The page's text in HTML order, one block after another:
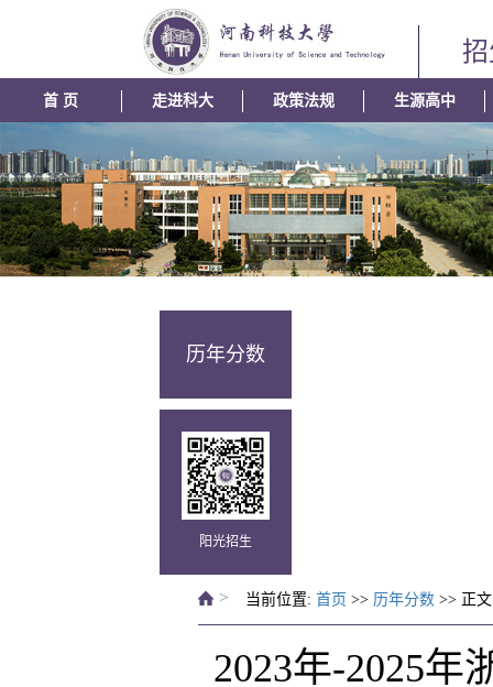
信
首 页 走进科大 政策法规 生源高中
历年分数
阳光招生
> 当前位置: 首页 >> 历年分数 >> 正文
2023年-2025年